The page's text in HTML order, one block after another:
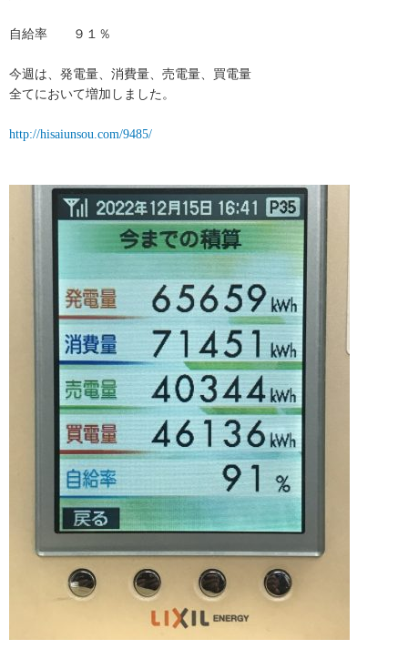
自給率 ９１％
今週は、発電量、消費量、売電量、買電量
全てにおいて増加しました。
http://hisaiunsou.com/9485/